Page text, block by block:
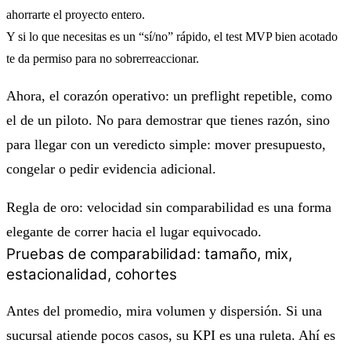
ahorrarte el proyecto entero.
Y si lo que necesitas es un “sí/no” rápido, el test MVP bien acotado
te da permiso para no sobrerreaccionar.
Ahora, el corazón operativo: un preflight repetible, como
el de un piloto. No para demostrar que tienes razón, sino
para llegar con un veredicto simple: mover presupuesto,
congelar o pedir evidencia adicional.
Regla de oro: velocidad sin comparabilidad es una forma
elegante de correr hacia el lugar equivocado.
Pruebas de comparabilidad: tamaño, mix,
estacionalidad, cohortes
Antes del promedio, mira volumen y dispersión. Si una
sucursal atiende pocos casos, su KPI es una ruleta. Ahí es